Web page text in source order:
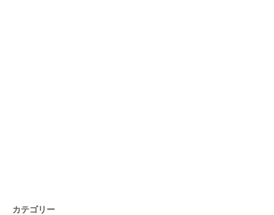
カテゴリー